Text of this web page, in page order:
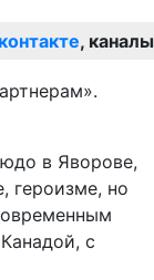
, каналы
в Яворове,
героизме, но
с